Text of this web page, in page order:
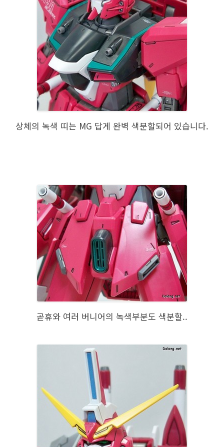
상체의 녹색 띠는 MG 답게 완벽 색분할되어 있습니다.
곧휴와 여러 버니어의 녹색부분도 색분할..